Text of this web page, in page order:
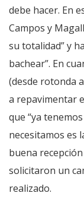
debe hacer. En
Campos y
su totalidad” y
bachear”. En
(desde rotonda
a repavimentar
que “ya
necesitamos es
buena
solicitaron un
realizado.